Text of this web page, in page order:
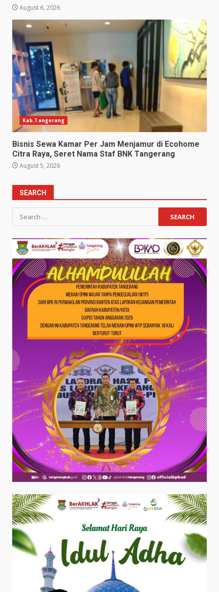
August 6, 2026
Kab.Tangerang
Bisnis Sewa Kamar Per Jam Menjamur di Ecohome
Citra Raya, Seret Nama Staf BNK Tangerang
August 5, 2026
SEARCH
Search
for: